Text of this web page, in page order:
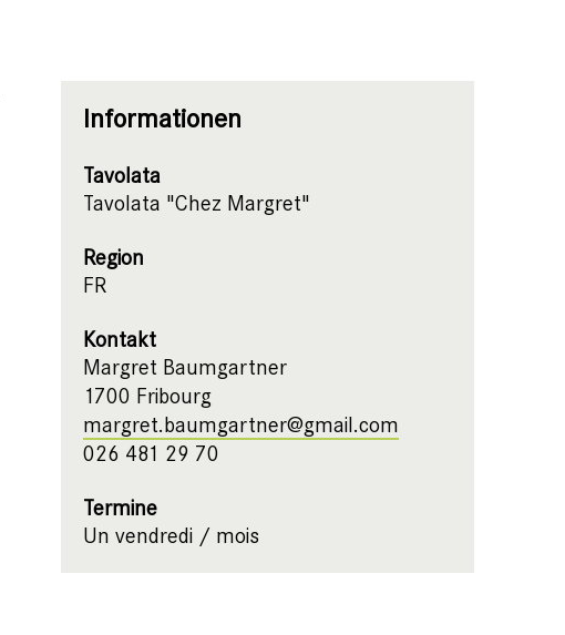
Informationen
Tavolata
Tavolata "Chez Margret"
Region
FR
Kontakt
Margret Baumgartner
1700 Fribourg
margret.baumgartner@gmail.com
026 481 29 70
Termine
Un vendredi / mois